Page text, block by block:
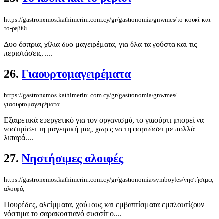
https://gastronomos.kathimerini.com.cy/gr/gastronomia/gnwmes/το-κουκί-και-
το-ρεβίθι
Δυο όσπρια, χίλια δυο μαγειρέματα, για όλα τα γούστα και τις
περιστάσεις......
26. Γιαουρτομαγειρέματα
https://gastronomos.kathimerini.com.cy/gr/gastronomia/gnwmes/
γιαουρτομαγειρέματα
Εξαιρετικά ευεργετικό για τον οργανισμό, το γιαούρτι μπορεί να
νοστιμίσει τη μαγειρική μας, χωρίς να τη φορτώσει με πολλά
λιπαρά....
27. Νηστήσιμες αλοιφές
https://gastronomos.kathimerini.com.cy/gr/gastronomia/symboyles/νηστήσιμες-
αλοιφές
Πουρέδες, αλείμματα, χούμους και εμβαπτίσματα εμπλουτίζουν
νόστιμα το σαρακοστιανό συσσίτιο....